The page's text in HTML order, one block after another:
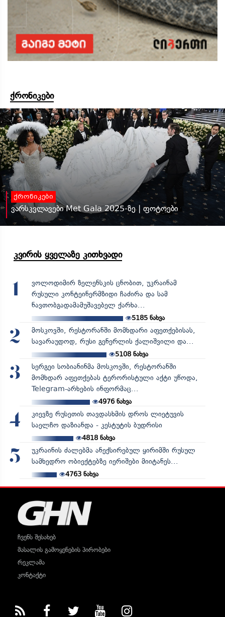
ქრონიკები
ქრონიკები
ვარსკვლავები Met Gala 2025-ზე | ფოტოები
კვირის ყველაზე კითხვადი
1
ვოლოდიმირ ზელენსკის ცნობით, უკრაინამ
რუსული კონტეინერმზიდი ჩაძირა და სამ
ნავთობგადამამუშავებელ ქარხა...
5185 ნახვა
2
მოსკოვში, რესტორანში მომხდარი აფეთქებისას,
სავარაუდოდ, რუსი გენერლის ქალიშვილი და...
5108ნახვა
3
სერგეი სობიანინმა მოსკოვში, რესტორანში
მომხდარ აფეთქებას ტერორისტული აქტი უწოდა,
Telegram-არხების ინფორმაც...
4976ნახვა
4
კიევზე რუსეთის თავდასხმის დროს ლიეტუვის
საელჩო დაზიანდა - კესტუტის ბუდრისი
4818ნახვა
5
უკრაინის ძალებმა ანექსირებულ ყირიმში რუსულ
სამხედრო ობიექტებზე იერიშები მიიტანეს...
4763ნახვა
ჩვენს შესახებ
მასალის გამოყენების პირობები
რეკლამა
კონტაქტი